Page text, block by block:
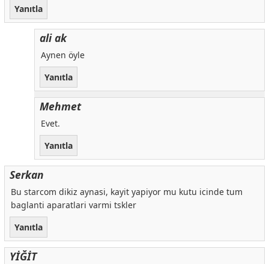
Yanıtla
ali ak
Aynen öyle
Yanıtla
Mehmet
Evet.
Yanıtla
Serkan
Bu starcom dikiz aynasi, kayit yapiyor mu kutu icinde tum
baglanti aparatlari varmi tskler
Yanıtla
YİĞİT